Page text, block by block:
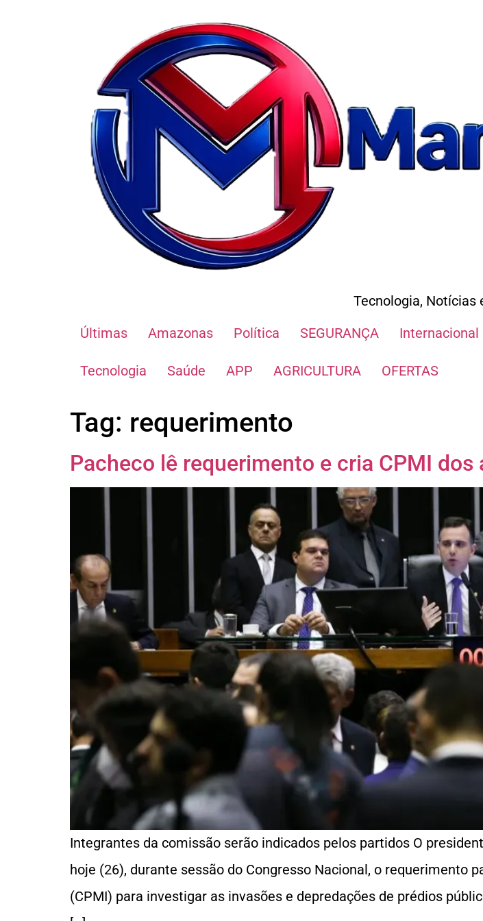
Tecnologia, Notícias
Últimas
Amazonas Política SEGURANÇA Internacional
Tecnologia Saúde APP AGRICULTURA OFERTAS
Tag: requerimento
Pacheco lê requerimento e cria CPMI
Integrantes da comissão serão indicados pelos partidos O
hoje (26), durante sessão do Congresso Nacional, o requerimento
(CPMI) para investigar as invasões e depredações de prédios